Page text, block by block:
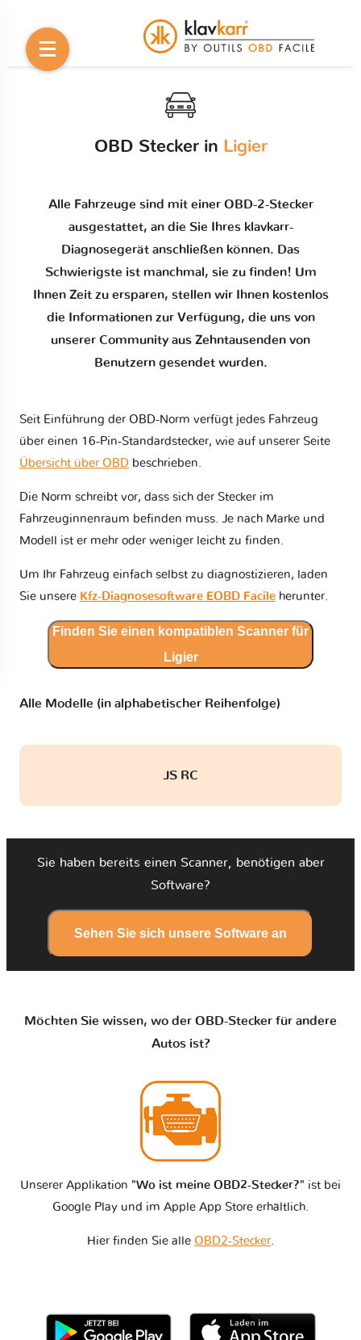
OBD Stecker in Ligier
Alle Fahrzeuge sind mit einer OBD-2-Stecker
ausgestattet, an die Sie Ihres klavkarr-
Diagnosegerät anschließen können. Das
Schwierigste ist manchmal, sie zu finden! Um
Ihnen Zeit zu ersparen, stellen wir Ihnen kostenlos
die Informationen zur Verfügung, die uns von
unserer Community aus Zehntausenden von
Benutzern gesendet wurden.
Seit Einführung der OBD-Norm verfügt jedes Fahrzeug
über einen 16-Pin-Standardstecker, wie auf unserer Seite
Übersicht über OBD beschrieben.
Die Norm schreibt vor, dass sich der Stecker im
Fahrzeuginnenraum befinden muss. Je nach Marke und
Modell ist er mehr oder weniger leicht zu finden.
Um Ihr Fahrzeug einfach selbst zu diagnostizieren, laden
Sie unsere Kfz-Diagnosesoftware EOBD Facile herunter.
Finden Sie einen kompatiblen Scanner für
Ligier
Alle Modelle (in alphabetischer Reihenfolge)
JS RC
Sie haben bereits einen Scanner, benötigen aber
Software?
Sehen Sie sich unsere Software an
Möchten Sie wissen, wo der OBD-Stecker für andere
Autos ist?
Unserer Applikation "Wo ist meine OBD2-Stecker?" ist bei
Google Play und im Apple App Store erhältlich.
Hier finden Sie alle OBD2-Stecker.